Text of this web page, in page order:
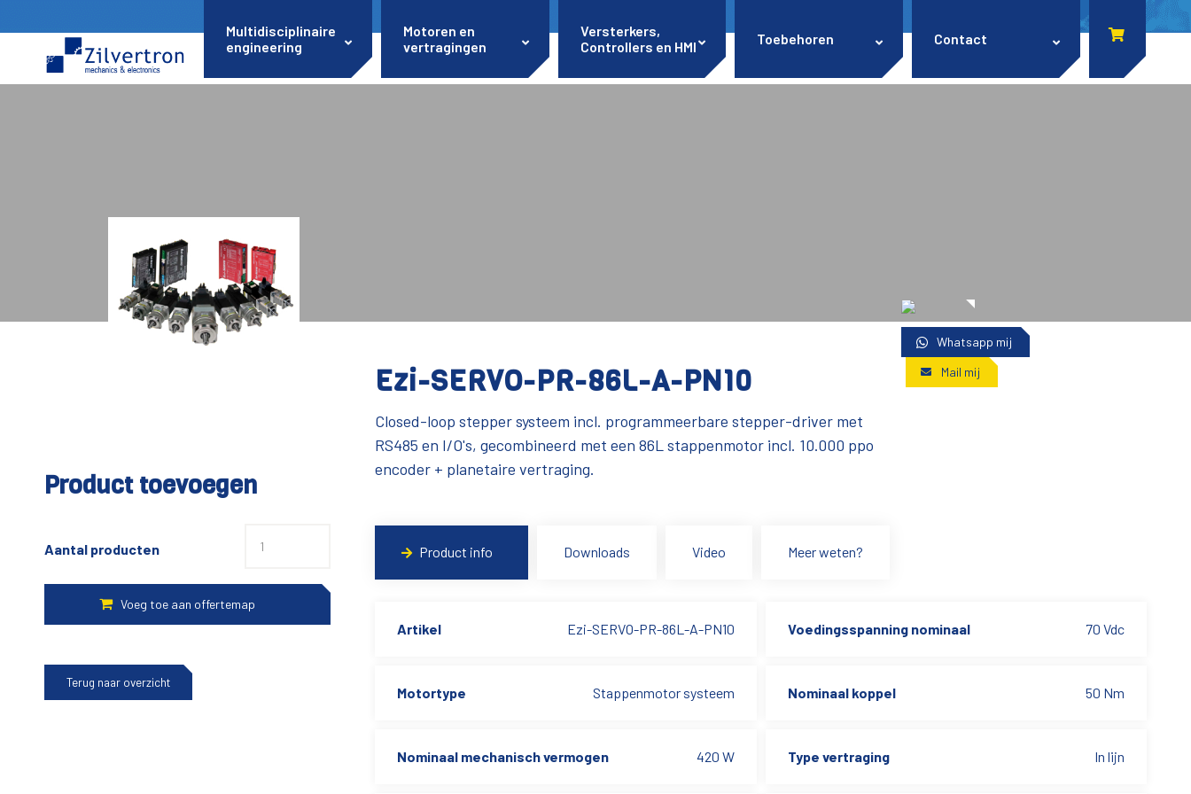
Multidisciplinaire
engineering
Motoren en
vertragingen
Versterkers,
Controllers en HMI
Toebehoren Contact
Whatsapp mij
Mail mij
Product toevoegen
Aantal producten
Terug naar overzicht
Ezi-SERVO-PR-86L-A-PN10
Closed-loop stepper systeem incl. programmeerbare stepper-driver met
RS485 en I/O's, gecombineerd met een 86L stappenmotor incl. 10.000 ppo
encoder + planetaire vertraging.
Product info Downloads Video Meer weten?
Artikel Ezi-SERVO-PR-86L-A-PN10 Voedingsspanning nominaal 70 Vdc
Motortype Stappenmotor systeem Nominaal koppel 50 Nm
Nominaal mechanisch vermogen 420 W Type vertraging In lijn